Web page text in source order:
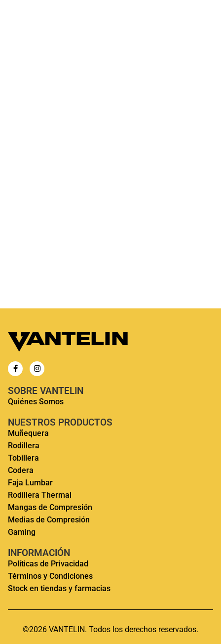
SOBRE VANTELIN
Quiénes Somos
NUESTROS PRODUCTOS
Muñequera
Rodillera
Tobillera
Codera
Faja Lumbar
Rodillera Thermal
Mangas de Compresión
Medias de Compresión
Gaming
INFORMACIÓN
Políticas de Privacidad
Términos y Condiciones
Stock en tiendas y farmacias
©2026 VANTELIN. Todos los derechos reservados.